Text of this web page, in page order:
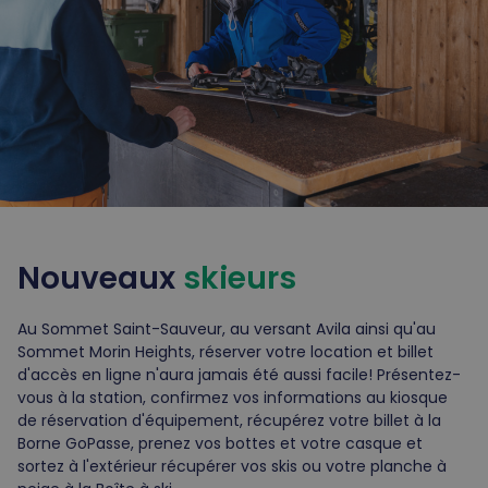
Nouveaux skieurs
Au Sommet Saint-Sauveur, au versant Avila ainsi qu'au
Sommet Morin Heights, réserver votre location et billet
d'accès en ligne n'aura jamais été aussi facile! Présentez-
vous à la station, confirmez vos informations au kiosque
de réservation d'équipement, récupérez votre billet à la
Borne GoPasse, prenez vos bottes et votre casque et
sortez à l'extérieur récupérer vos skis ou votre planche à